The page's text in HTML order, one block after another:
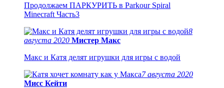
Продолжаем ПАРКУРИТЬ в Parkour Spiral
Minecraft Часть3
8
августа 2020 Мистер Макс
Макс и Катя делят игрушки для игры с водой
7 августа 2020
Мисс Кейти